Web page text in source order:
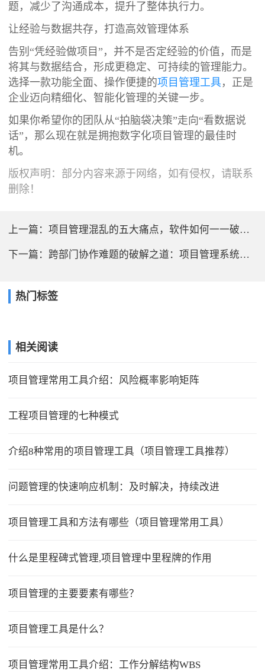
题，减少了沟通成本，提升了整体执行力。
让经验与数据共存，打造高效管理体系
告别“凭经验做项目”，并不是否定经验的价值，而是
将其与数据结合，形成更稳定、可持续的管理能力。
选择一款功能全面、操作便捷的项目管理工具 ，正是
企业迈向精细化、智能化管理的关键一步。
如果你希望你的团队从“拍脑袋决策”走向“看数据说
话”，那么现在就是拥抱数字化项目管理的最佳时
机。
版权声明：部分内容来源于网络，如有侵权，请联系
删除！
上一篇：项目管理混乱的五大痛点，软件如何一一破解？
下一篇： 跨部门协作难题的破解之道：项目管理系统的协同价值
热门标签
相关阅读
项目管理常用工具介绍：风险概率影响矩阵
工程项目管理的七种模式
介绍8种常用的项目管理工具（项目管理工具推荐）
问题管理的快速响应机制：及时解决，持续改进
项目管理工具和方法有哪些（项目管理常用工具）
什么是里程碑式管理,项目管理中里程牌的作用
项目管理的主要要素有哪些？
项目管理工具是什么？
项目管理常用工具介绍：工作分解结构WBS